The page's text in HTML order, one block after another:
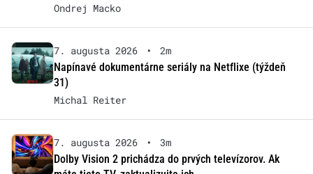
Ondrej Macko
7. augusta 2026 •
2m
Napínavé dokumentárne seriály na Netflixe (týždeň
31)
Michal Reiter
7. augusta 2026 •
3m
Dolby Vision 2 prichádza do prvých televízorov. Ak